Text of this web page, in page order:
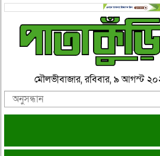
মৌলভীবাজার, রবিবার, ৯ আগস্ট